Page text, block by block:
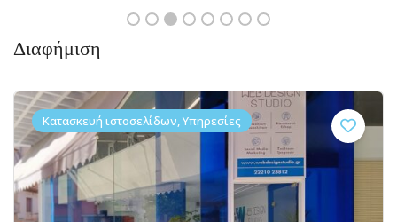
Διαφήμιση
Κατασκευή ιστοσελίδων, Υπηρεσίες